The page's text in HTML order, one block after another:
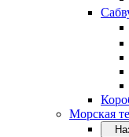
Морская